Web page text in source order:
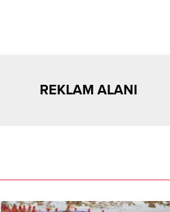
REKLAM ALANI